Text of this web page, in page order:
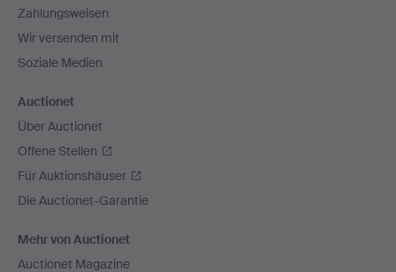
Zahlungsweisen
Wir versenden mit
Soziale Medien
Auctionet
Über Auctionet
Offene Stellen
Für Auktionshäuser
Die Auctionet-Garantie
Mehr von Auctionet
Auctionet Magazine